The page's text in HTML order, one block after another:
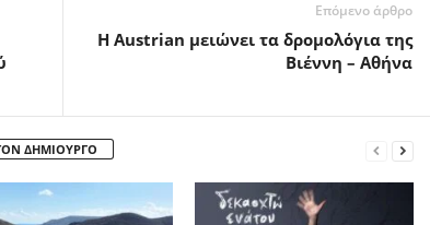
Επόμενο άρθρο
Η Austrian μειώνει τα δρομολόγια της
Βιέννη – Αθήνα
ΔΗΜΙΟΥΡΓΟ